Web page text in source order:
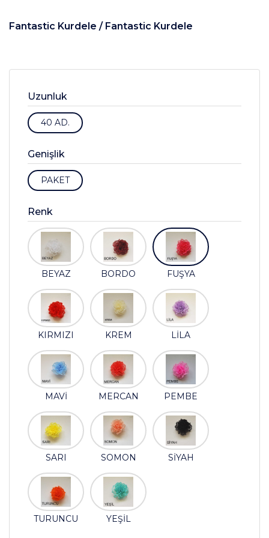
Fantastic Kurdele / Fantastic Kurdele
Uzunluk
40 AD.
Genişlik
PAKET
Renk
BEYAZ BORDO FUŞYA
KIRMIZI KREM LİLA
MAVİ MERCAN PEMBE
SARI SOMON SİYAH
TURUNCU YEŞİL